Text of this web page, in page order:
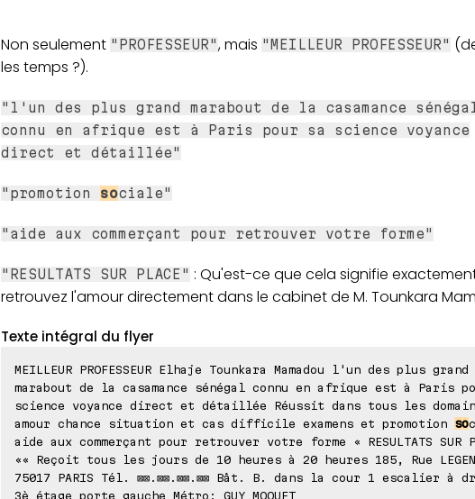
Non seulement "PROFESSEUR", mais "MEILLEUR PROFESSEUR"
les temps ?).
"l'un des plus grand marabout de la casamance
connu en afrique est à Paris pour sa science voyance
direct et détaillée"
"promotion sociale"
"aide aux commerçant pour retrouver votre forme"
"RESULTATS SUR PLACE" : Qu'est-ce que cela signifie
retrouvez l'amour directement dans le cabinet de M. Tounkara
Texte intégral du flyer
MEILLEUR PROFESSEUR Elhaje Tounkara Mamadou l'un des plus grand
marabout de la casamance sénégal connu en afrique est à Paris
science voyance direct et détaillée Réussit dans tous les
amour chance situation et cas difficile examens et promotion
so
aide aux commerçant pour retrouver votre forme « RESULTATS SUR
«« Reçoit tous les jours de 10 heures à 20 heures 185, Rue
75017 PARIS Tél. ⊠⊠.⊠⊠.⊠⊠.⊠⊠ Bât. B. dans la cour 1 escalier à
3è étage porte gauche Métro: GUY MOQUET